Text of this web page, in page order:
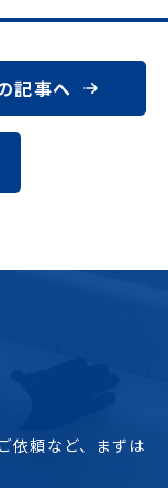
記事へ
頼など、
まずは